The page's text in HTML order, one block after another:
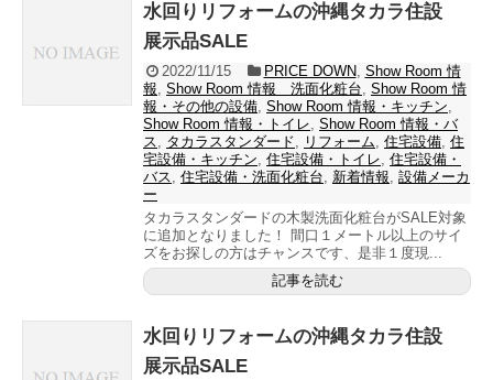
水回りリフォームの沖縄タカラ住設
展示品SALE
2022/11/15 PRICE DOWN, Show Room 情
報, Show Room 情報 洗面化粧台, Show Room 情
報・その他の設備, Show Room 情報・キッチン,
Show Room 情報・トイレ, Show Room 情報・バ
ス, タカラスタンダード, リフォーム, 住宅設備, 住
宅設備・キッチン, 住宅設備・トイレ, 住宅設備・
バス, 住宅設備・洗面化粧台, 新着情報, 設備メーカ
ー
タカラスタンダードの木製洗面化粧台がSALE対象
に追加となりました！ 間口１メートル以上のサイ
ズをお探しの方はチャンスです、是非１度現...
記事を読む
水回りリフォームの沖縄タカラ住設
展示品SALE